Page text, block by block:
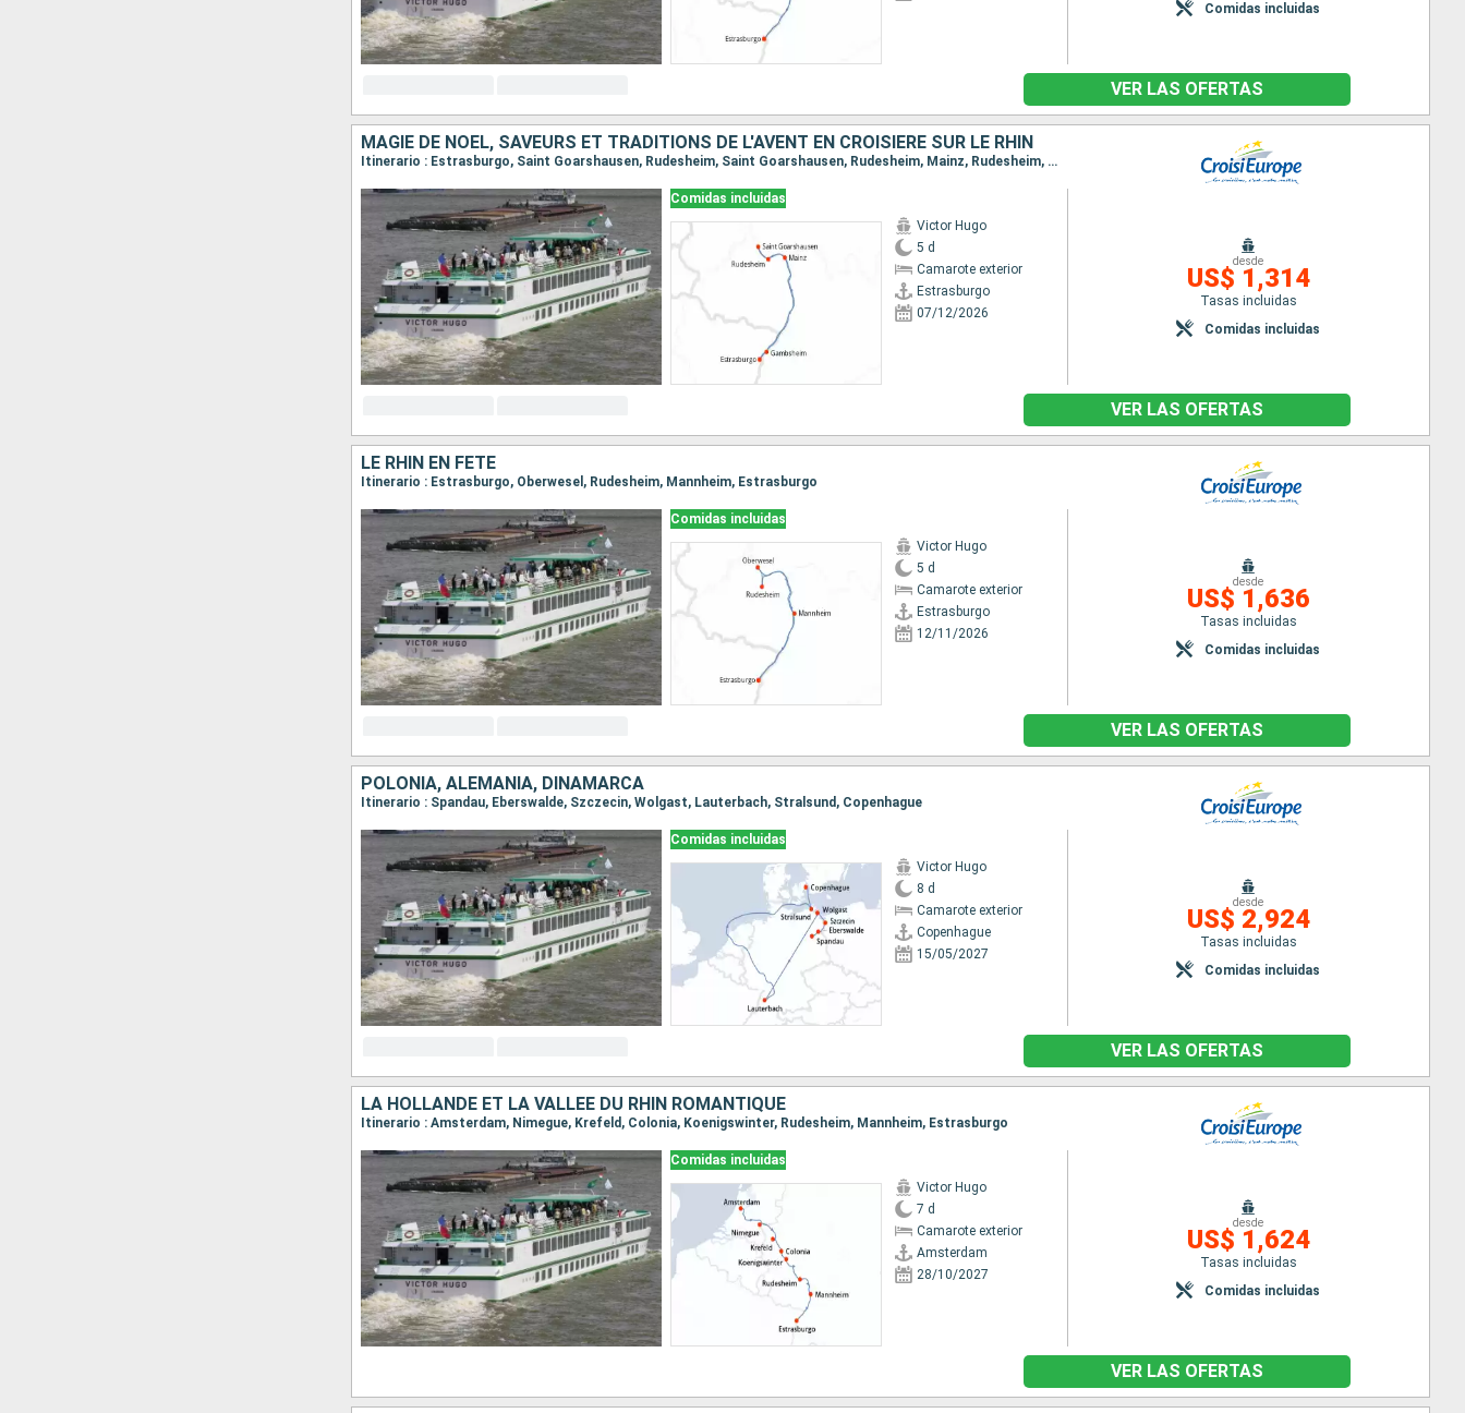
Comidas incluidas
VER LAS OFERTAS
MAGIE DE NOËL, SAVEURS ET TRADITIONS DE L'AVENT EN CROISIÈRE SUR LE RHIN
Itinerario : Estrasburgo, Saint Goarshausen, Rudesheim, Saint Goarshausen, Rudesheim, Mainz, Rudesheim, Mainz, Gambsheim, Estrasburgo, Gambsheim, Estrasburgo
Comidas incluidas
Victor Hugo
5 d
Camarote exterior
Estrasburgo
07/12/2026
desde
US$ 1,314
Tasas incluidas
Comidas incluidas
VER LAS OFERTAS
LE RHIN EN FÊTE
Itinerario : Estrasburgo, Oberwesel, Rudesheim, Mannheim, Estrasburgo
Comidas incluidas
Victor Hugo
5 d
Camarote exterior
Estrasburgo
12/11/2026
desde
US$ 1,636
Tasas incluidas
Comidas incluidas
VER LAS OFERTAS
POLONIA, ALEMANIA, DINAMARCA
Itinerario : Spandau, Eberswalde, Szczecin, Wolgast, Lauterbach, Stralsund, Copenhague
Comidas incluidas
Victor Hugo
8 d
Camarote exterior
Copenhague
15/05/2027
desde
US$ 2,924
Tasas incluidas
Comidas incluidas
VER LAS OFERTAS
LA HOLLANDE ET LA VALLÉE DU RHIN ROMANTIQUE
Itinerario : Amsterdam, Nimegue, Krefeld, Colonia, Koenigswinter, Rudesheim, Mannheim, Estrasburgo
Comidas incluidas
Victor Hugo
7 d
Camarote exterior
Amsterdam
28/10/2027
desde
US$ 1,624
Tasas incluidas
Comidas incluidas
VER LAS OFERTAS